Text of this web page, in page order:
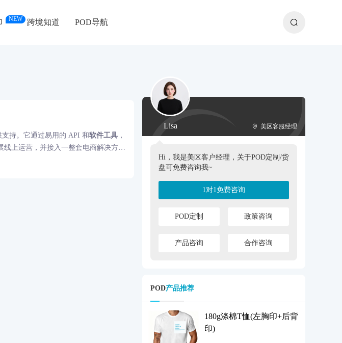
NEW 跨境知道 POD导航
持。它通过易用的 API 和软件工具 ，
线上运营，并接入一整套电商解决方
Lisa 美区客服经理
Hi，我是美区客户经理，关于POD定制/货
盘可免费咨询我~
1对1免费咨询
POD定制 政策咨询
产品咨询 合作咨询
POD产品推荐
180g涤棉T恤(左胸印+后背
印)